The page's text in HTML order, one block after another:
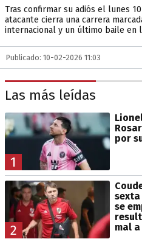
Tras confirmar su adiós el lunes
atacante cierra una carrera
internacional y un último baile en
Publicado: 10-02-2026 11:03
Las más leídas
1
por
2
sexta
se
mal a